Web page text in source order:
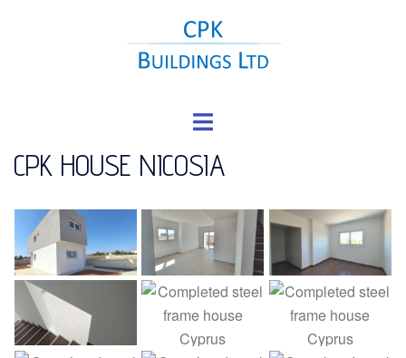
Toggle
CPK HOUSE NICOSIA